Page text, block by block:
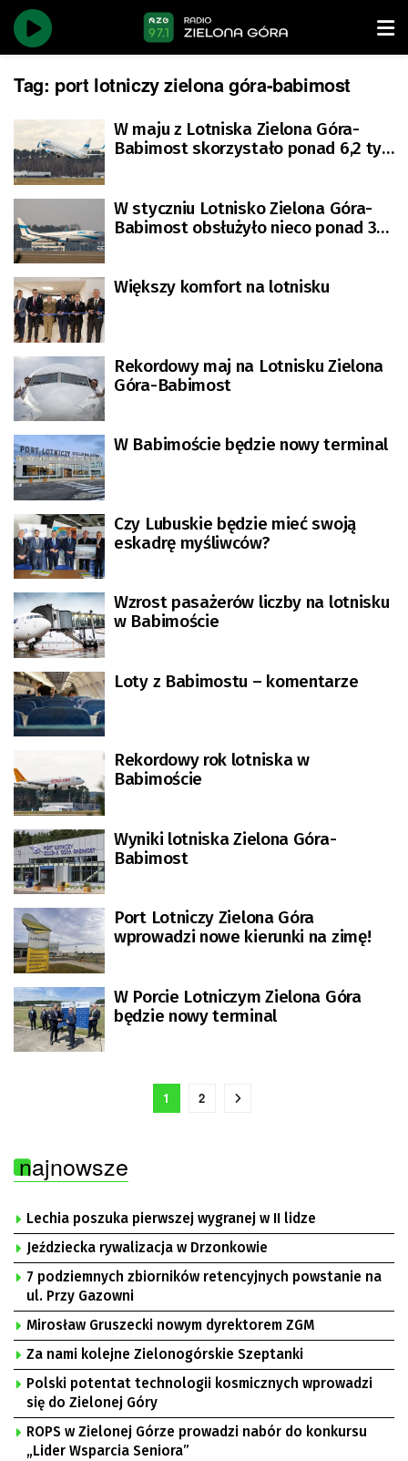
Tag: port lotniczy zielona góra-babimost
W maju z Lotniska Zielona Góra-
Babimost skorzystało ponad 6,2 tys.
W styczniu Lotnisko Zielona Góra-
Babimost obsłużyło nieco ponad 3
Większy komfort na lotnisku
Rekordowy maj na Lotnisku Zielona
Góra-Babimost
W Babimoście będzie nowy terminal
Czy Lubuskie będzie mieć swoją
eskadrę myśliwców?
Wzrost pasażerów liczby na lotnisku
w Babimoście
Loty z Babimostu – komentarze
Rekordowy rok lotniska w
Babimoście
Wyniki lotniska Zielona Góra-
Babimost
Port Lotniczy Zielona Góra
wprowadzi nowe kierunki na zimę!
W Porcie Lotniczym Zielona Góra
będzie nowy terminal
1 2
najnowsze
Lechia poszuka pierwszej wygranej w II lidze
Jeździecka rywalizacja w Drzonkowie
7 podziemnych zbiorników retencyjnych powstanie na
ul. Przy Gazowni
Mirosław Gruszecki nowym dyrektorem ZGM
Za nami kolejne Zielonogórskie Szeptanki
Polski potentat technologii kosmicznych wprowadzi
się do Zielonej Góry
ROPS w Zielonej Górze prowadzi nabór do konkursu
„Lider Wsparcia Seniora”